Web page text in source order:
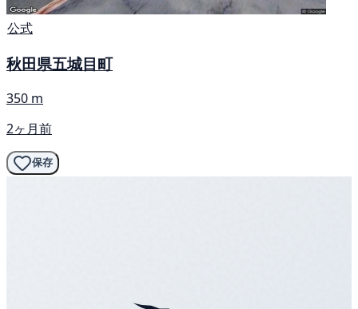
公式
秋田県五城目町
350 m
2ヶ月前
保存